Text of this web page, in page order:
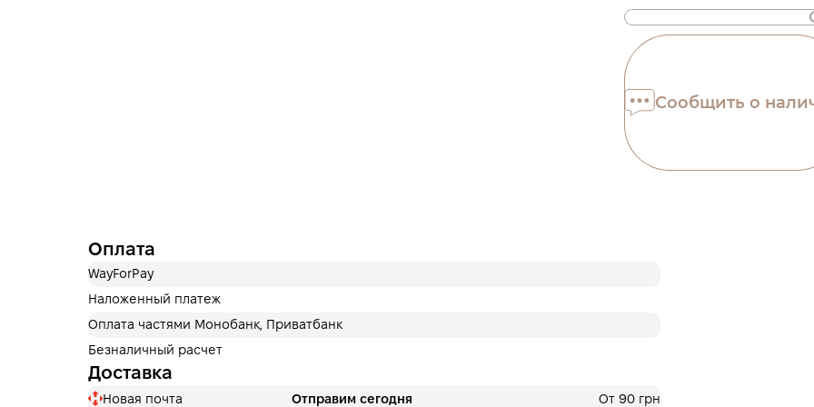
Также доступна
ПриватБанка
платежа. Без
комиссий для
Количество
Сообщить о
Оплата
WayForPay
Наложенный платеж
Оплата частями Монобанк, Приватбанк
Безналичный расчет
Доставка
Новая почта Отправим сегодня От 90 грн